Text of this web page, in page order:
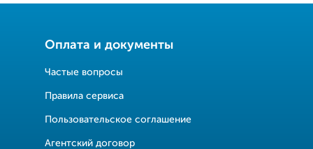
Оплата и документы
Частые вопросы
Правила сервиса
Пользовательское соглашение
Агентский договор